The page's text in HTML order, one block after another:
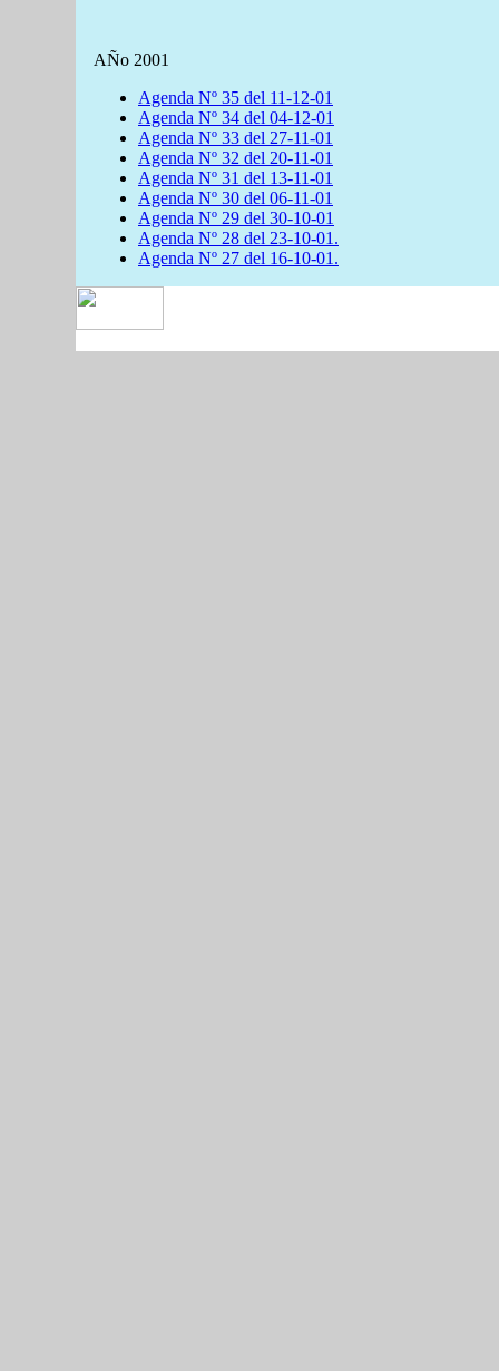
AÑo 2001
Agenda Nº 35 del 11-12-01
Agenda Nº 34 del 04-12-01
Agenda Nº 33 del 27-11-01
Agenda Nº 32 del 20-11-01
Agenda Nº 31 del 13-11-01
Agenda Nº 30 del 06-11-01
Agenda Nº 29 del 30-10-01
Agenda Nº 28 del 23-10-01.
Agenda Nº 27 del 16-10-01.